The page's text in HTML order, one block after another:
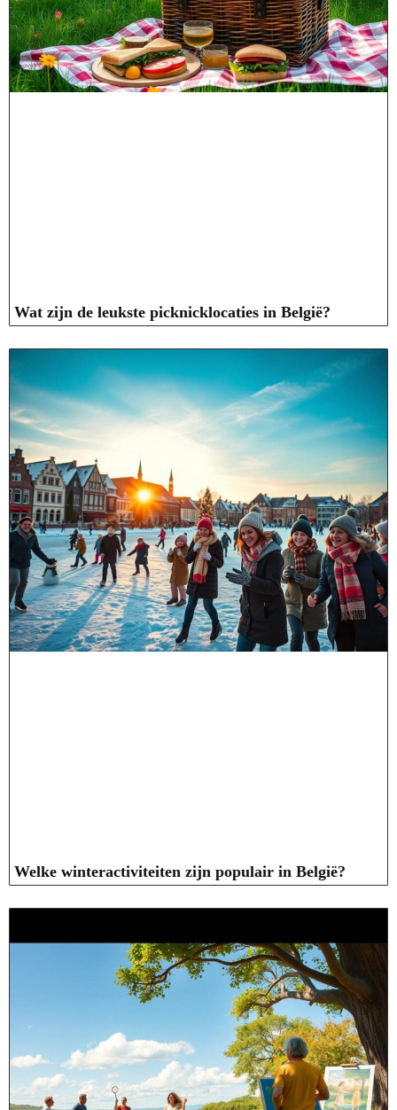
Wat zijn de leukste picknicklocaties in België?
Welke winteractiviteiten zijn populair in België?